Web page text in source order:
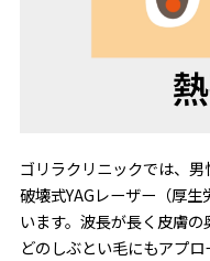
ゴリラクリニックでは、
破壊式YAGレーザー（厚
います。波長が長く皮膚
どのしぶとい毛にもアプ